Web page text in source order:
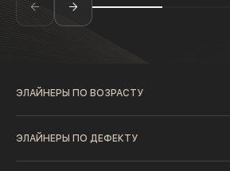
ЭЛАЙНЕРЫ ПО ВОЗРАСТУ
ЭЛАЙНЕРЫ ПО ДЕФЕКТУ